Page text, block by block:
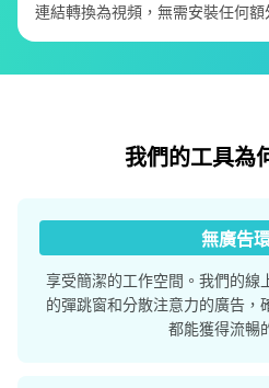
連結轉換為視頻，無需安裝任何額
我們的工具為
無廣告
享受簡潔的工作空間。我們的線
的彈跳窗和分散注意力的廣告，
都能獲得流暢